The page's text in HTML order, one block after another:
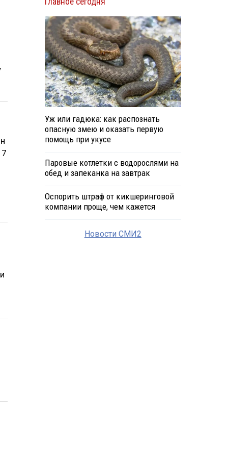
Уж или гадюка: как распознать
опасную змею и оказать первую
помощь при укусе
Паровые котлетки с водорослями на
обед и запеканка на завтрак
Оспорить штраф от кикшеринговой
компании проще, чем кажется
Новости СМИ2